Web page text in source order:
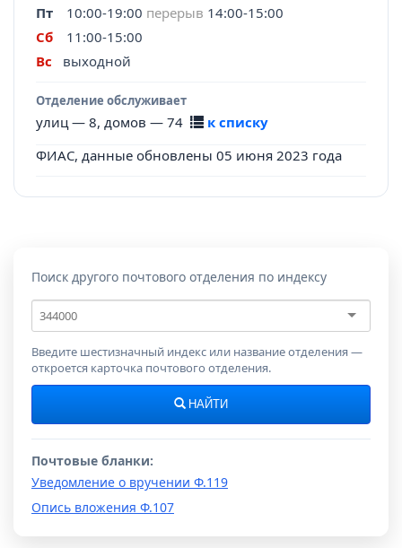
Пт
10:00-19:00 перерыв 14:00-15:00
Сб
11:00-15:00
Вс
выходной
Отделение обслуживает
улиц — 8, домов — 74 к списку
ФИАС, данные обновлены 05 июня 2023 года
Поиск другого почтового отделения по индексу
Почтовый
индекс
Введите шестизначный индекс или название отделения —
откроется карточка почтового отделения.
НАЙТИ
Почтовые бланки:
Уведомление о вручении Ф.119
Опись вложения Ф.107